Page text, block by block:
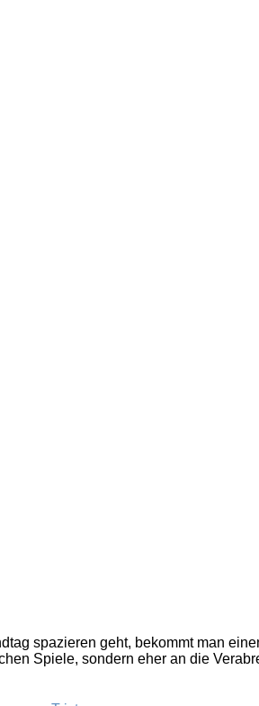
spazieren geht, bekommt man
Spiele, sondern eher an die